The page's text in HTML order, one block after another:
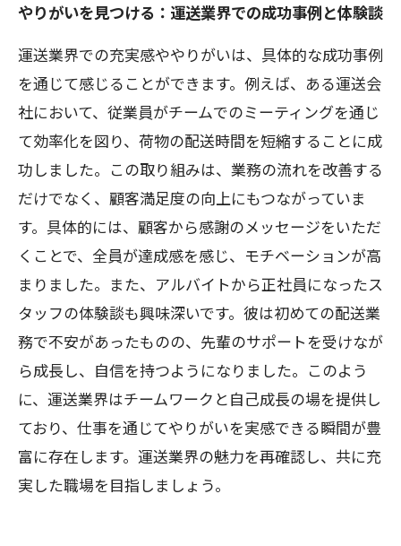
やりがいを見つける：運送業界での成功事例と体験談
運送業界での充実感ややりがいは、具体的な成功事例
を通じて感じることができます。例えば、ある運送会
社において、従業員がチームでのミーティングを通じ
て効率化を図り、荷物の配送時間を短縮することに成
功しました。この取り組みは、業務の流れを改善する
だけでなく、顧客満足度の向上にもつながっていま
す。具体的には、顧客から感謝のメッセージをいただ
くことで、全員が達成感を感じ、モチベーションが高
まりました。また、アルバイトから正社員になったス
タッフの体験談も興味深いです。彼は初めての配送業
務で不安があったものの、先輩のサポートを受けなが
ら成長し、自信を持つようになりました。このよう
に、運送業界はチームワークと自己成長の場を提供し
ており、仕事を通じてやりがいを実感できる瞬間が豊
富に存在します。運送業界の魅力を再確認し、共に充
実した職場を目指しましょう。